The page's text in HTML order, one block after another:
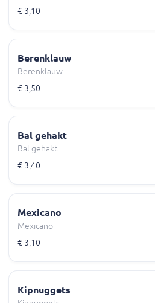
€ 3,10
Berenklauw
Berenklauw
€ 3,50
Bal gehakt
Bal gehakt
€ 3,40
Mexicano
Mexicano
€ 3,10
Kipnuggets